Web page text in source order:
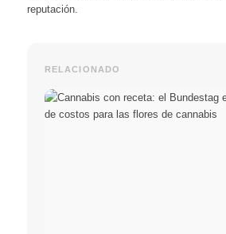
reputación.
RELACIONADO